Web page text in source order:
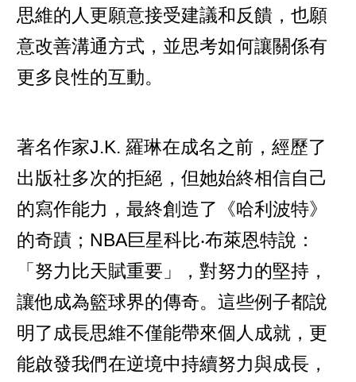
思維的人更願意接受建議和反饋，也願
意改善溝通方式，並思考如何讓關係有
更多良性的互動。
著名作家J.K. 羅琳在成名之前，經歷了
出版社多次的拒絕，但她始終相信自己
的寫作能力，最終創造了《哈利波特》
的奇蹟；NBA巨星科比‧布萊恩特說：
「努力比天賦重要」，對努力的堅持，
讓他成為籃球界的傳奇。這些例子都說
明了成長思維不僅能帶來個人成就，更
能啟發我們在逆境中持續努力與成長，